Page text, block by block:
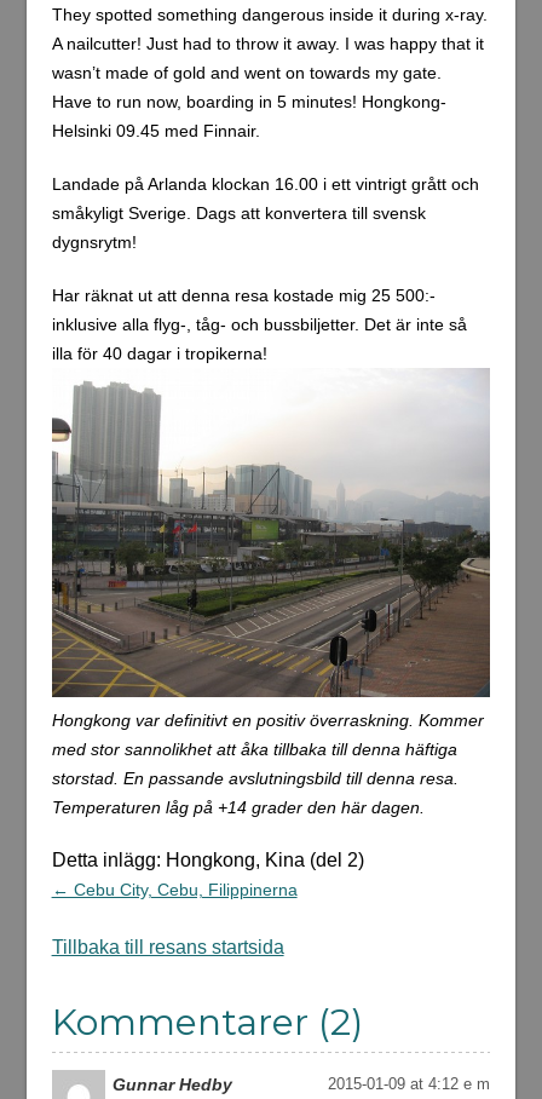
They spotted something dangerous inside it during x-ray.
A nailcutter! Just had to throw it away. I was happy that it
wasn’t made of gold and went on towards my gate.
Have to run now, boarding in 5 minutes! Hongkong-
Helsinki 09.45 med Finnair.
Landade på Arlanda klockan 16.00 i ett vintrigt grått och
småkyligt Sverige. Dags att konvertera till svensk
dygnsrytm!
Har räknat ut att denna resa kostade mig 25 500:-
inklusive alla flyg-, tåg- och bussbiljetter. Det är inte så
illa för 40 dagar i tropikerna!
Hongkong var definitivt en positiv överraskning. Kommer
med stor sannolikhet att åka tillbaka till denna häftiga
storstad. En passande avslutningsbild till denna resa.
Temperaturen låg på +14 grader den här dagen.
Detta inlägg: Hongkong, Kina (del 2)
← Cebu City, Cebu, Filippinerna
Tillbaka till resans startsida
Kommentarer (2)
Gunnar Hedby 2015-01-09 at 4:12 e m